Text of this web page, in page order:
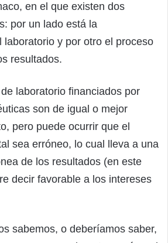
en el que existen dos
por un lado está la
laboratorio y por otro el proceso
resultados.
laboratorio financiados por
son de igual o mejor
pero puede ocurrir que el
sea erróneo, lo cual lleva a una
de los resultados (en este
decir favorable a los intereses
sabemos, o deberíamos saber,